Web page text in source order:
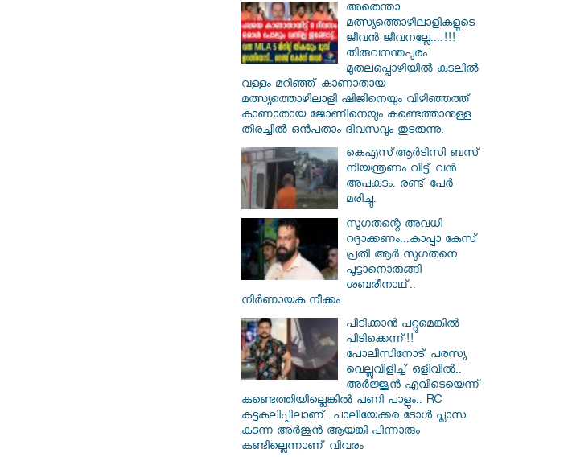
അതെന്താ
മത്സ്യത്തൊഴിലാളികളുടെ
ജീവൻ ജീവനല്ലേ....!!!
തിരുവനന്തപുരം
മുതലപ്പൊഴിയില്‍ കടലില്‍
വള്ളം മറിഞ്ഞ് കാണാതായ
മത്സ്യത്തൊഴിലാളി ഷിജിനെയും വിഴിഞ്ഞത്ത്
കാണാതായ ജോണിനെയും കണ്ടെത്താനുള്ള
തിരച്ചില്‍ ഒന്‍പതാം ദിവസവും തുടരുന്നു.
കെഎസ്ആര്‍ടിസി ബസ്
നിയന്ത്രണം വിട്ട് വൻ
അപകടം. രണ്ട് പേർ
മരിച്ചു.
സു​ഗതന്റെ അവധി
റദ്ദാക്കണം...കാപ്പാ കേസ്
പ്രതി ആർ സു​ഗതനെ
പൂട്ടാനൊരുങ്ങി
ശബരീനാഥ്..
നിർണായക നീക്കം
പിടിക്കാൻ പറ്റുമെങ്കിൽ
പിടിക്കെന്ന്!!
പോലീസിനോട് പരസ്യ
വെല്ലുവിളിച്ച് ഒളിവിൽ..
അർജ്ജുൻ എവിടെയെന്ന്
കണ്ടെത്തിയില്ലെങ്കിൽ പണി പാളും.. RC
കട്ടകലിപ്പിലാണ്. പാലിയേക്കര ടോൾ പ്ലാസ
കടന്ന അർജുൻ ആയങ്കി പിന്നാരും
കണ്ടില്ലെന്നാണ് വിവരം